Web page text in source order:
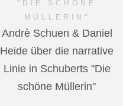
"DIE SCHÖNE
MÜLLERIN"
Andrè Schuen & Daniel
Heide über die narrative
Linie in Schuberts "Die
schöne Müllerin"